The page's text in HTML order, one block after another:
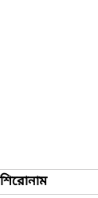
শিরোনাম